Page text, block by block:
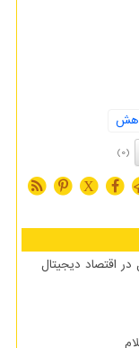
(0)
X
در اقتصاد دیجیتال